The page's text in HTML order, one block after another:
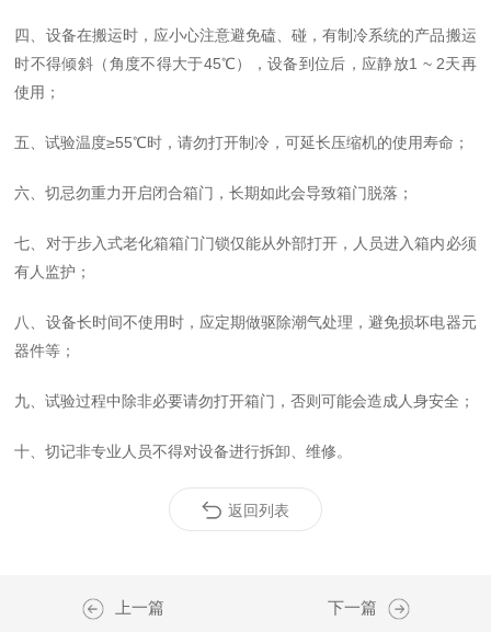
四、设备在搬运时，应小心注意避免磕、碰，有制冷系统的产品搬运
时不得倾斜（角度不得大于45℃），设备到位后，应静放1 ~ 2天再
使用；
五、试验温度≥55℃时，请勿打开制冷，可延长压缩机的使用寿命；
六、切忌勿重力开启闭合箱门，长期如此会导致箱门脱落；
七、对于步入式老化箱箱门门锁仅能从外部打开，人员进入箱内必须
有人监护；
八、设备长时间不使用时，应定期做驱除潮气处理，避免损坏电器元
器件等；
九、试验过程中除非必要请勿打开箱门，否则可能会造成人身安全；
十、切记非专业人员不得对设备进行拆卸、维修。
返回列表
上一篇 下一篇